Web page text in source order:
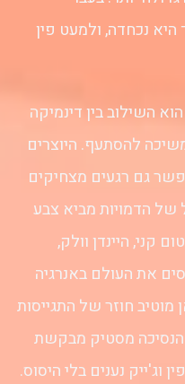
היא נכחדה, ולמעט פין
השילוב בין דינמיקה
להסתעף. היוצרים
גם רגעים מצחיקים
של הדמויות מביא צבע
קני, היינדן וולק,
את העולם באנרגיה
חוזר של התגייסות
הנסיכה מסטיק מבקשת
וג'ייק נענים בלי היסוס.